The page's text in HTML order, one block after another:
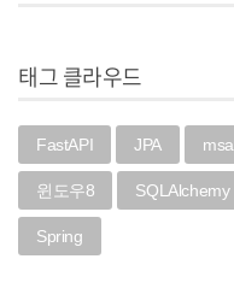
태그 클라우드
FastAPI JPA msa
윈도우8 SQLAlchemy
Spring